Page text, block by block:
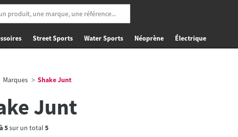
Street Sports Water Sports Néoprène Électrique
Marques Shake Junt
Junt
5sur un total 5